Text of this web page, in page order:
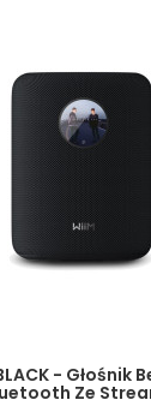
- Głośnik
Ze